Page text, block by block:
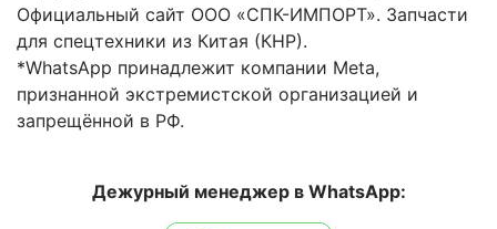
Официальный сайт ООО «СПК-ИМПОРТ». Запчасти
для спецтехники из Китая (КНР).
*WhatsApp принадлежит компании Meta,
признанной экстремистской организацией и
запрещённой в РФ.
Дежурный менеджер в WhatsApp: